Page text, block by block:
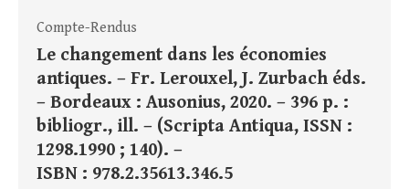
Compte-Rendus
Le changement dans les économies
antiques. – Fr. Lerouxel, J. Zurbach éds.
– Bordeaux : Ausonius, 2020. – 396 p. :
bibliogr., ill. – (Scripta Antiqua, ISSN :
1298.1990 ; 140). –
ISBN : 978.2.35613.346.5